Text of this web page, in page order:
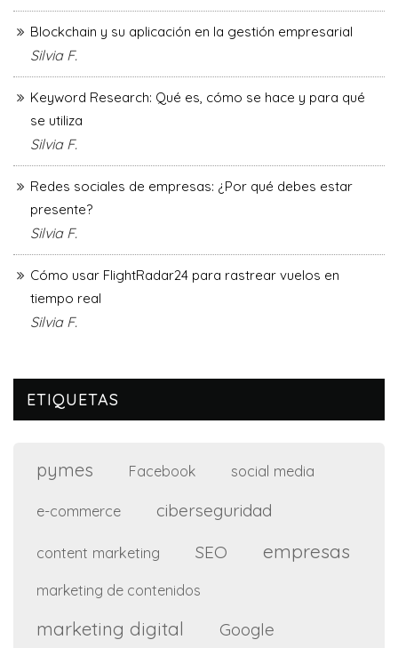
Blockchain y su aplicación en la gestión empresarial
Silvia F.
Keyword Research: Qué es, cómo se hace y para qué
se utiliza
Silvia F.
Redes sociales de empresas: ¿Por qué debes estar
presente?
Silvia F.
Cómo usar FlightRadar24 para rastrear vuelos en
tiempo real
Silvia F.
ETIQUETAS
pymes Facebook social media
e-commerce ciberseguridad
content marketing SEO empresas
marketing de contenidos
marketing digital Google